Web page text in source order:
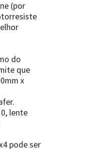
(por
do
que
x
lente
pode ser